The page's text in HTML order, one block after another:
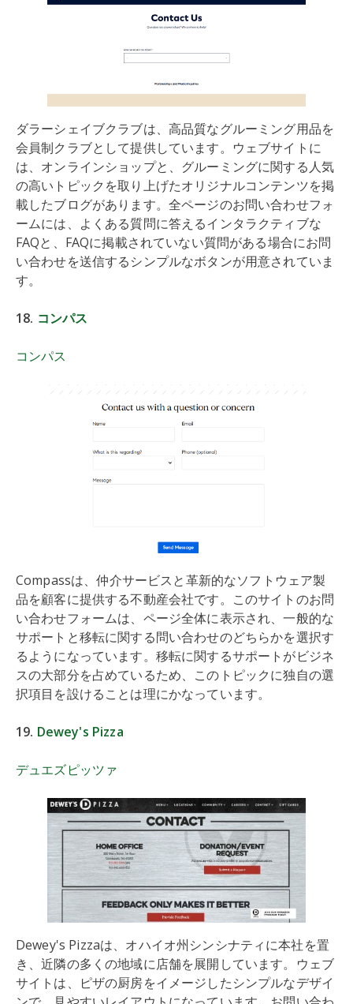
ダラーシェイブクラブは、高品質なグルーミング用品を
会員制クラブとして提供しています。ウェブサイトに
は、オンラインショップと、グルーミングに関する人気
の高いトピックを取り上げたオリジナルコンテンツを掲
載したブログがあります。全ページのお問い合わせフォ
ームには、よくある質問に答えるインタラクティブな
FAQと、FAQに掲載されていない質問がある場合にお問
い合わせを送信するシンプルなボタンが用意されていま
す。
18. コンパス
コンパス
Compassは、仲介サービスと革新的なソフトウェア製
品を顧客に提供する不動産会社です。このサイトのお問
い合わせフォームは、ページ全体に表示され、一般的な
サポートと移転に関する問い合わせのどちらかを選択す
るようになっています。移転に関するサポートがビジネ
スの大部分を占めているため、このトピックに独自の選
択項目を設けることは理にかなっています。
19. Dewey's Pizza
デュエズピッツァ
Dewey's Pizzaは、オハイオ州シンシナティに本社を置
き、近隣の多くの地域に店舗を展開しています。ウェブ
サイトは、ピザの厨房をイメージしたシンプルなデザイ